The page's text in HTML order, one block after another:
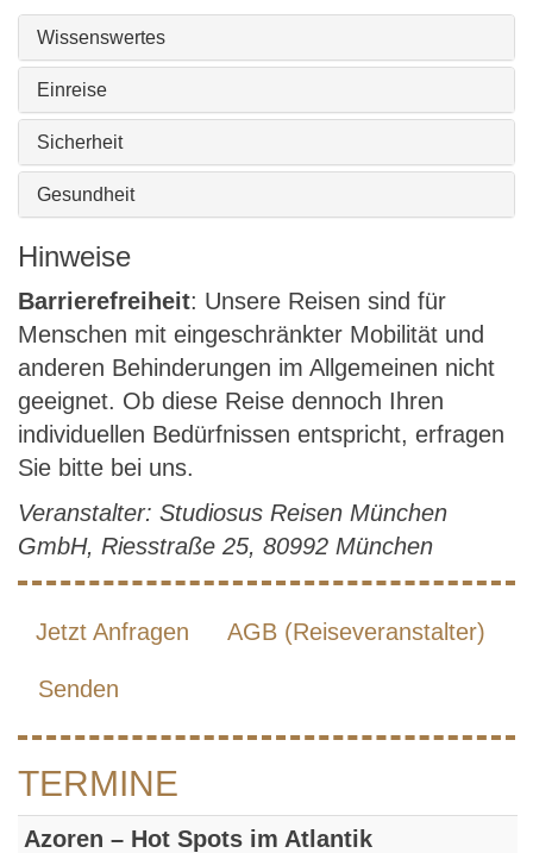
Wissenswertes
Einreise
Sicherheit
Gesundheit
Hinweise
Barrierefreiheit: Unsere Reisen sind für
Menschen mit eingeschränkter Mobilität und
anderen Behinderungen im Allgemeinen nicht
geeignet. Ob diese Reise dennoch Ihren
individuellen Bedürfnissen entspricht, erfragen
Sie bitte bei uns.
Veranstalter: Studiosus Reisen München
GmbH, Riesstraße 25, 80992 München
Jetzt Anfragen AGB (Reiseveranstalter)
Senden
TERMINE
Azoren – Hot Spots im Atlantik